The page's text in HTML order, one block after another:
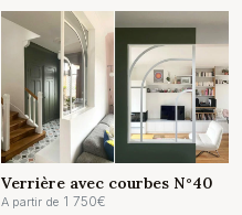
Verrière avec courbes N°40
A partir de 1 750€